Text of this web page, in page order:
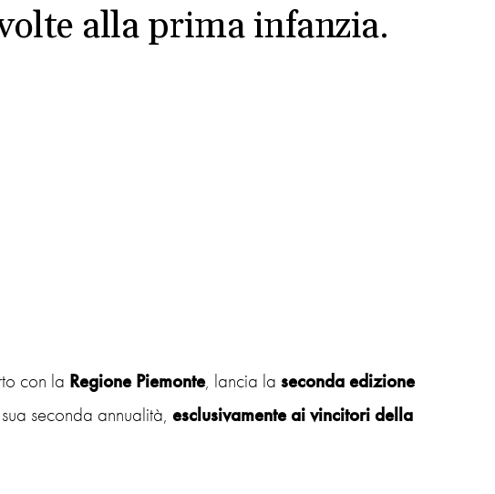
alla prima infanzia.
con la Regione Piemonte, lancia la seconda edizione
seconda annualità, esclusivamente ai vincitori della